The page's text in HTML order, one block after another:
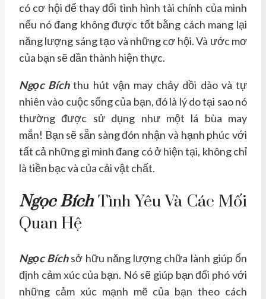
có cơ hội để thay đổi tình hình tài chính của mình
nếu nó đang không được tốt bằng cách mang lại
năng lượng sáng tạo và những cơ hội. Và ước mơ
của bạn sẽ dần thành hiện thực.
Ngọc Bíchthu hút vận may chảy dồi dào và tự
nhiên vào cuộc sống của bạn, đó là lý do tại sao nó
thường được sử dụng như một lá bùa may
mắn! Bạn sẽ sẵn sàng đón nhận và hạnh phúc với
tất cả những gì mình đang có ở hiện tại, không chỉ
là tiền bạc và của cải vật chất.
Ngọc BíchTình Yêu Và Các Mối
Quan Hệ
Ngọc Bíchsở hữu năng lượng chữa lành giúp ổn
định cảm xúc của bạn. Nó sẽ giúp bạn đối phó với
những cảm xúc mạnh mẽ của bạn theo cách